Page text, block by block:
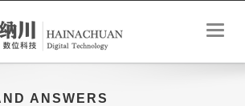
ANSWERS